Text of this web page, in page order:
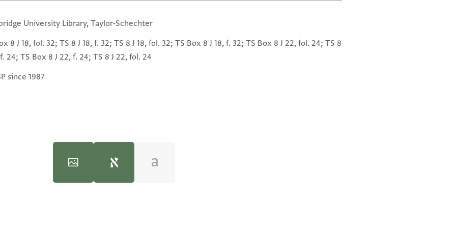
University Library, Taylor-Schechter
8 J 18, fol. 32; TS 8 J 18, f. 32; TS 8 J 18, fol. 32; TS Box 8 J 18, f. 32; TS Box 8 J 22, fol. 24; TS 8
24; TS Box 8 J 22, f. 24; TS 8 J 22, fol. 24
since 1987